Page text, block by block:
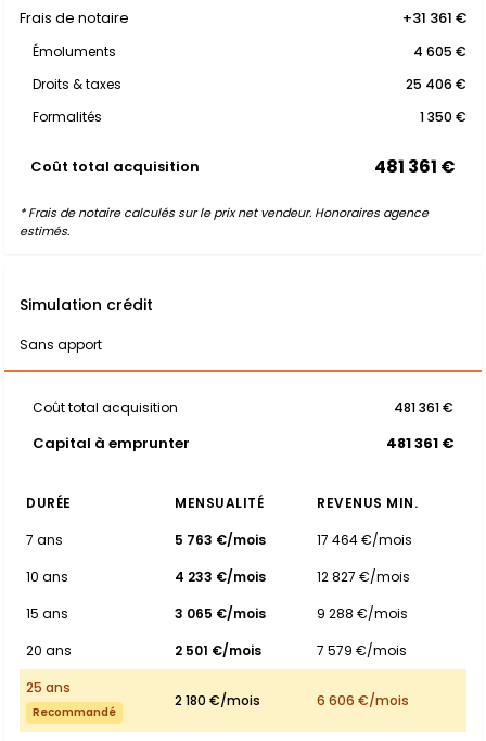
Frais de notaire +31 361 €
Émoluments
4 605 €
Droits & taxes
25 406 €
Formalités
1 350 €
Coût total acquisition 481 361 €
* Frais de notaire calculés sur le prix net vendeur. Honoraires agence
estimés.
Simulation crédit
Sans apport
Coût total acquisition 481 361 €
Capital à emprunter 481 361 €
DURÉE MENSUALITÉ
REVENUS MIN.
7 ans
5 763 €/mois
17 464 €/mois
10 ans
4 233 €/mois
12 827 €/mois
15 ans
3 065 €/mois
9 288 €/mois
20 ans
2 501 €/mois
7 579 €/mois
25 ans
Recommandé
2 180 €/mois 6 606 €/mois